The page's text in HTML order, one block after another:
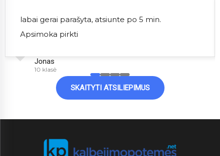
labai gerai parašyta, atsiunte po 5 min.
Apsimoka pirkti
Jonas
10 klasė
SKAITYTI ATSILIEPIMUS